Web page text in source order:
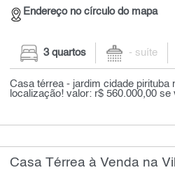
Endereço no círculo do mapa
3 quartos - suíte
Casa térrea - jardim cidade
localização! valor: r$ 560.000,00 se
Casa Térrea à Venda na